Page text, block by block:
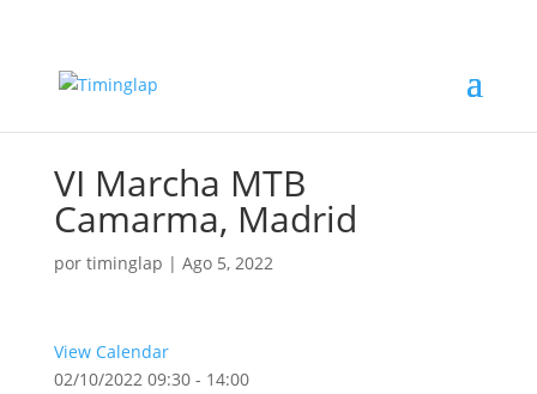
VI Marcha MTB
Camarma, Madrid
por timinglap | Ago 5, 2022
View Calendar
02/10/2022 09:30 - 14:00